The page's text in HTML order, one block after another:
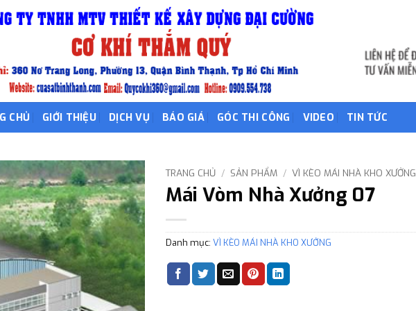
CHỦ GIỚI THIỆU DỊCH VỤ BÁO GIÁ GÓC THI CÔNG VIDEO TIN TỨC
TRANG CHỦ / SẢN PHẨM / VÌ KÈO MÁI NHÀ KHO XƯỞNG
Mái Vòm Nhà Xưởng 07
Danh mục: VÌ KÈO MÁI NHÀ KHO XƯỞNG